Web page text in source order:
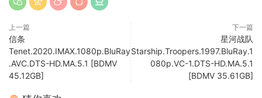
上一篇
信条
Tenet.2020.IMAX.1080p.BluRay
.AVC.DTS-HD.MA.5.1 [BDMV
45.12GB]
下一篇
星河战队
Starship.Troopers.1997.BluRay.1
080p.VC-1.DTS-HD.MA.5.1
[BDMV 35.61GB]